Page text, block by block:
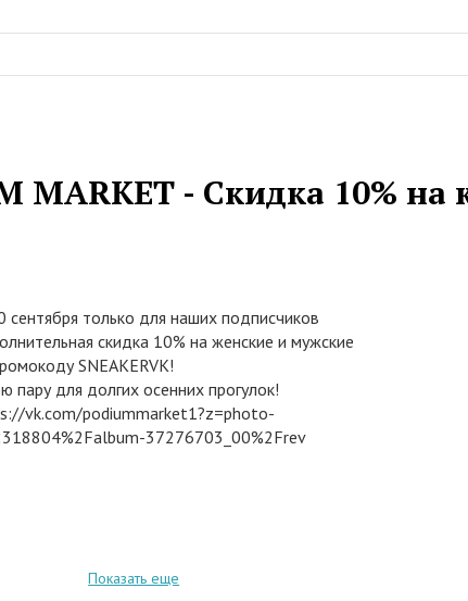
MARKET - Скидка 10% на
только для наших подписчиков
скидка 10% на женские и мужские
SNEAKERVK!
пару для долгих осенних прогулок!
vk.com/podiummarket1?z=photo-
37276703_00%2Frev
Показать еще